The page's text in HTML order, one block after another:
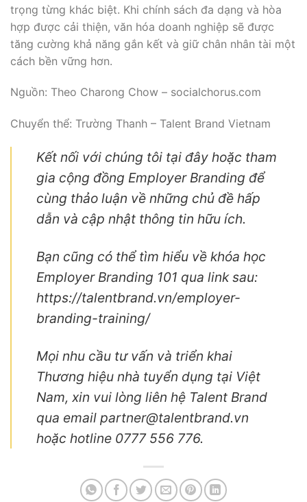
trọng từng khác biệt. Khi chính sách đa dạng và hòa
hợp được cải thiện, văn hóa doanh nghiệp sẽ được
tăng cường khả năng gắn kết và giữ chân nhân tài một
cách bền vững hơn.
Nguồn: Theo Charong Chow – socialchorus.com
Chuyển thể: Trường Thanh – Talent Brand Vietnam
Kết nối với chúng tôi tại đây hoặc tham
gia cộng đồng Employer Branding để
cùng thảo luận về những chủ đề hấp
dẫn và cập nhật thông tin hữu ích.
Bạn cũng có thể tìm hiểu về khóa học
Employer Branding 101 qua link sau:
https://talentbrand.vn/employer-
branding-training/
Mọi nhu cầu tư vấn và triển khai
Thương hiệu nhà tuyển dụng tại Việt
Nam, xin vui lòng liên hệ Talent Brand
qua email partner@talentbrand.vn
hoặc hotline 0777 556 776.